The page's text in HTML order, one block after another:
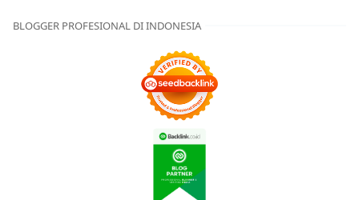
BLOGGER PROFESIONAL DI INDONESIA